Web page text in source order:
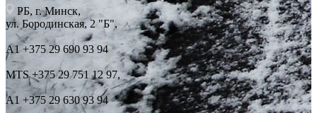
РБ, г. Минск,
ул. Бородинская, 2 "Б",
А1 +375 29 690 93 94
MTS +375 29 751 12 97,
А1 +375 29 630 93 94